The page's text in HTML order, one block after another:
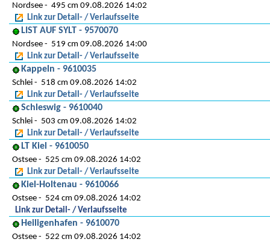
Nordsee
495 cm 09.08.2026 14:02
Link zur Detail- / Verlaufsseite
LIST AUF SYLT - 9570070
Nordsee
519 cm 09.08.2026 14:00
Link zur Detail- / Verlaufsseite
Kappeln - 9610035
Schlei
518 cm 09.08.2026 14:02
Link zur Detail- / Verlaufsseite
Schleswig - 9610040
Schlei
503 cm 09.08.2026 14:02
Link zur Detail- / Verlaufsseite
LT Kiel - 9610050
Ostsee
525 cm 09.08.2026 14:02
Link zur Detail- / Verlaufsseite
Kiel-Holtenau - 9610066
Ostsee
524 cm 09.08.2026 14:02
Link zur Detail- / Verlaufsseite
Heiligenhafen - 9610070
Ostsee
522 cm 09.08.2026 14:02